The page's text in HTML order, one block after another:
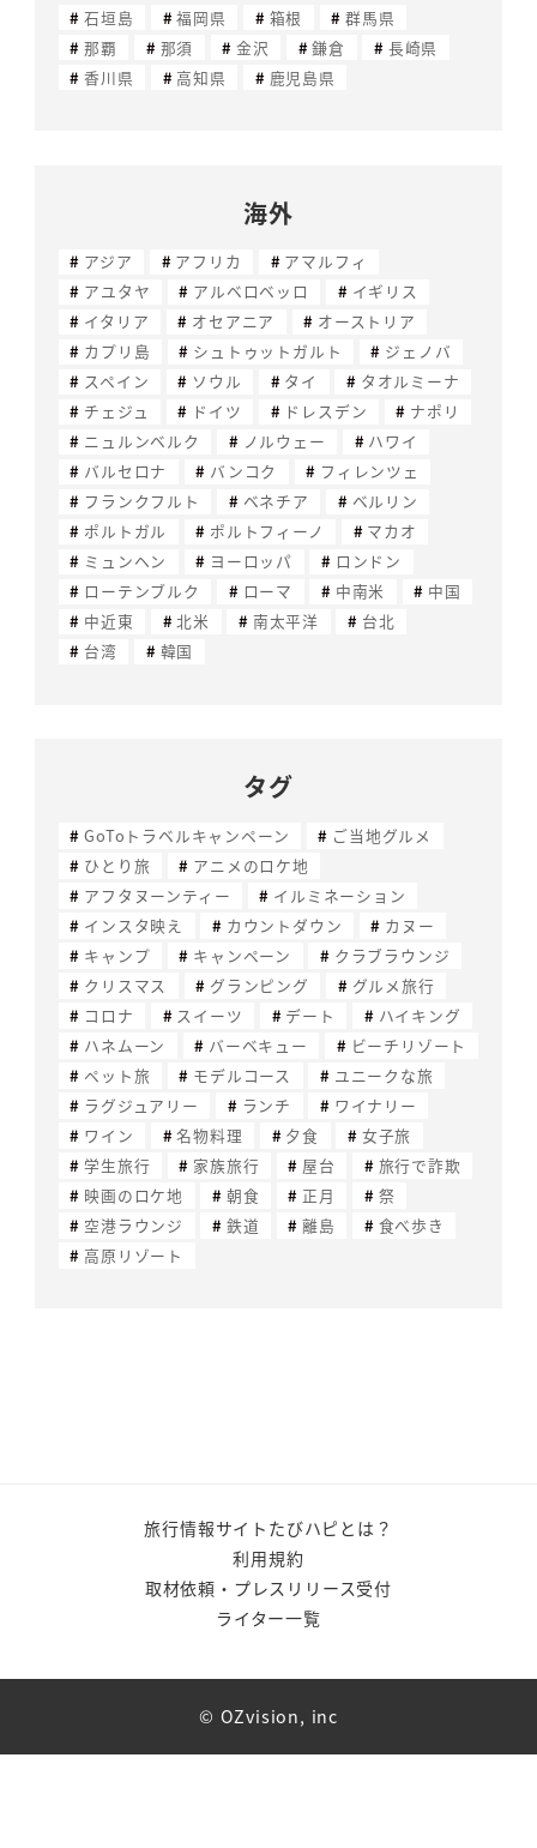
石垣島
福岡県 箱根
群馬県
那覇
那須 金沢 鎌倉
長崎県
香川県
高知県 鹿児島県
海外
アジア アフリカ
アマルフィ
アユタヤ
アルベロベッロ
イギリス
イタリア
オセアニア
オーストリア
カプリ島
シュトゥットガルト
ジェノバ
スペイン
ソウル タイ
タオルミーナ
チェジュ
ドイツ ドレスデン
ナポリ
ニュルンベルク
ノルウェー
ハワイ
バルセロナ
バンコク
フィレンツェ
フランクフルト
ベネチア
ベルリン
ポルトガル
ポルトフィーノ
マカオ
ミュンヘン
ヨーロッパ
ロンドン
ローテンブルク
ローマ 中南米
中国
中近東
北米 南太平洋
台北
台湾
韓国
タグ
GoToトラベルキャンペーン
ご当地グルメ
ひとり旅
アニメのロケ地
アフタヌーンティー
イルミネーション
インスタ映え
カウントダウン
カヌー
キャンプ
キャンペーン
クラブラウンジ
クリスマス
グランピング
グルメ旅行
コロナ
スイーツ デート
ハイキング
ハネムーン
バーベキュー
ビーチリゾート
ペット旅
モデルコース
ユニークな旅
ラグジュアリー
ランチ
ワイナリー
ワイン
名物料理 夕食
女子旅
学生旅行
家族旅行 屋台
旅行で詐欺
映画のロケ地
朝食 正月
祭
空港ラウンジ
鉄道 離島
食べ歩き
高原リゾート
旅行情報サイトたびハピとは？
利用規約
取材依頼・プレスリリース受付
ライター一覧
© OZvision, inc